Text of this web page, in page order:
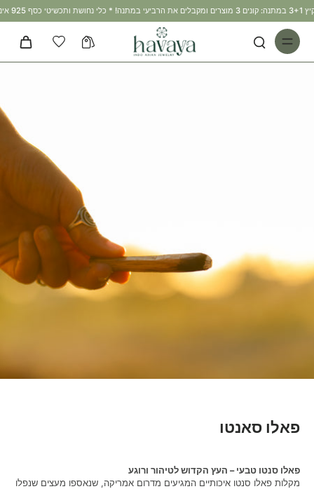
פאלו סאנטו
פאלו סנטו טבעי – העץ הקדוש לטיהור ורוגע
מקלות פאלו סנטו איכותיים המגיעים מדרום אמריקה, שנאספו מעצים שנפלו